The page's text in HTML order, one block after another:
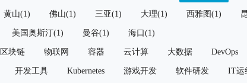
黄山(1) 佛山(1) 三亚(1) 大理(1) 西雅图(1)
美国奥斯汀(1) 曼谷(1) 海口(1)
区块链 物联网 容器 云计算 大数据 DevOps
开发工具 Kubernetes 游戏开发 软件研发 IT运